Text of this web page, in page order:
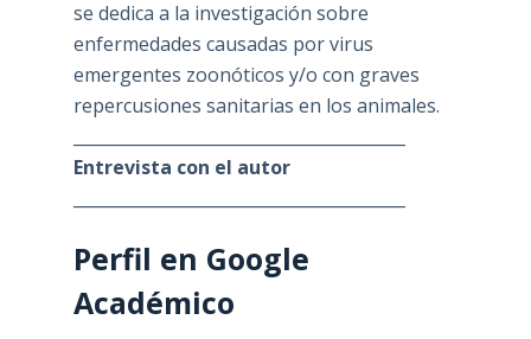
se dedica a la investigación sobre
enfermedades causadas por virus
emergentes zoonóticos y/o con graves
repercusiones sanitarias en los animales.
Entrevista con el autor
Perfil en Google
Académico